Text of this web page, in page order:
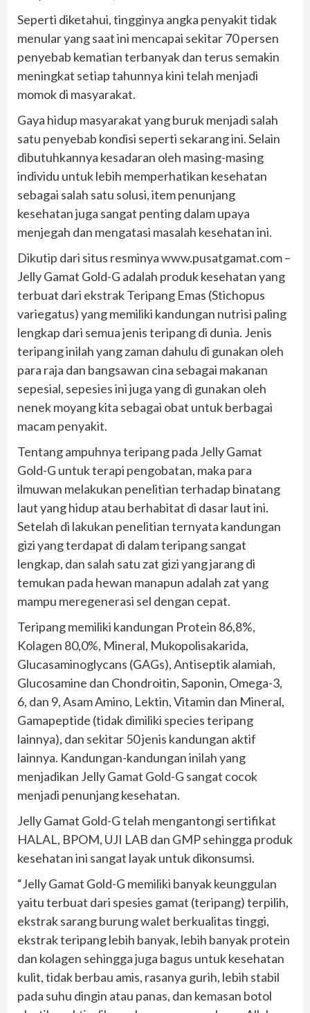
Seperti diketahui, tingginya angka penyakit tidak
menular yang saat ini mencapai sekitar 70 persen
penyebab kematian terbanyak dan terus semakin
meningkat setiap tahunnya kini telah menjadi
momok di masyarakat.
Gaya hidup masyarakat yang buruk menjadi salah
satu penyebab kondisi seperti sekarang ini. Selain
dibutuhkannya kesadaran oleh masing-masing
individu untuk lebih memperhatikan kesehatan
sebagai salah satu solusi, item penunjang
kesehatan juga sangat penting dalam upaya
menjegah dan mengatasi masalah kesehatan ini.
Dikutip dari situs resminya www.pusatgamat.com –
Jelly Gamat Gold-G adalah produk kesehatan yang
terbuat dari ekstrak Teripang Emas (Stichopus
variegatus) yang memiliki kandungan nutrisi paling
lengkap dari semua jenis teripang di dunia. Jenis
teripang inilah yang zaman dahulu di gunakan oleh
para raja dan bangsawan cina sebagai makanan
sepesial, sepesies ini juga yang di gunakan oleh
nenek moyang kita sebagai obat untuk berbagai
macam penyakit.
Tentang ampuhnya teripang pada Jelly Gamat
Gold-G untuk terapi pengobatan, maka para
ilmuwan melakukan penelitian terhadap binatang
laut yang hidup atau berhabitat di dasar laut ini.
Setelah di lakukan penelitian ternyata kandungan
gizi yang terdapat di dalam teripang sangat
lengkap, dan salah satu zat gizi yang jarang di
temukan pada hewan manapun adalah zat yang
mampu meregenerasi sel dengan cepat.
Teripang memiliki kandungan Protein 86,8%,
Kolagen 80,0%, Mineral, Mukopolisakarida,
Glucasaminoglycans (GAGs), Antiseptik alamiah,
Glucosamine dan Chondroitin, Saponin, Omega-3,
6, dan 9, Asam Amino, Lektin, Vitamin dan Mineral,
Gamapeptide (tidak dimiliki species teripang
lainnya), dan sekitar 50 jenis kandungan aktif
lainnya. Kandungan-kandungan inilah yang
menjadikan Jelly Gamat Gold-G sangat cocok
menjadi penunjang kesehatan.
Jelly Gamat Gold-G telah mengantongi sertifikat
HALAL, BPOM, UJI LAB dan GMP sehingga produk
kesehatan ini sangat layak untuk dikonsumsi.
“Jelly Gamat Gold-G memiliki banyak keunggulan
yaitu terbuat dari spesies gamat (teripang) terpilih,
ekstrak sarang burung walet berkualitas tinggi,
ekstrak teripang lebih banyak, lebih banyak protein
dan kolagen sehingga juga bagus untuk kesehatan
kulit, tidak berbau amis, rasanya gurih, lebih stabil
pada suhu dingin atau panas, dan kemasan botol